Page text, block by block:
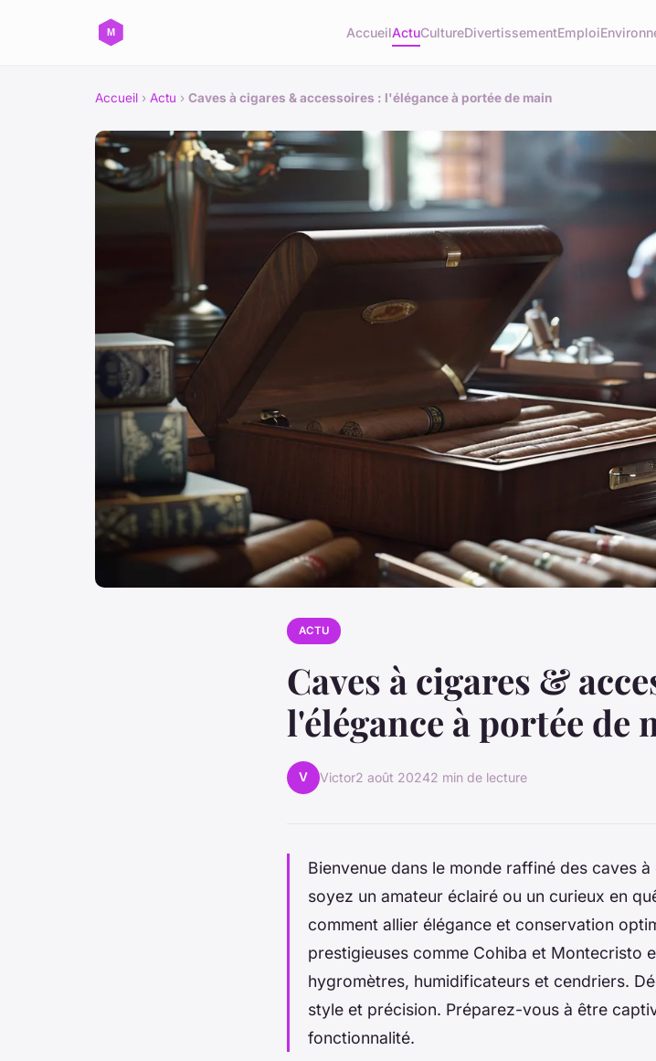
AccueilActuCultureDivertissementEmploi
Accueil › Actu › Caves à cigares & accessoires : l'élégance à portée de main
ACTU
Caves à cigares &
l'élégance à portée de
V Victor2 août 20242 min de lecture
Bienvenue dans le monde raffiné des caves
soyez un amateur éclairé ou un curieux en
comment allier élégance et conservation
prestigieuses comme Cohiba et Montecristo
hygromètres, humidificateurs et cendriers.
style et précision. Préparez-vous à être
fonctionnalité.